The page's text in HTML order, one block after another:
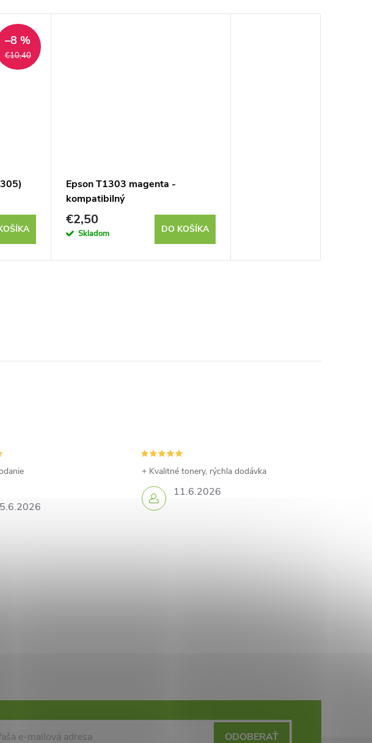
€10,40
–8 %
Epson T1303 magenta -
kompatibilný
€2,50
Skladom DO KOŠÍKA
11.6.2026
+ Kvalitné tonery, rýchla dodávka
ODOBERAŤ